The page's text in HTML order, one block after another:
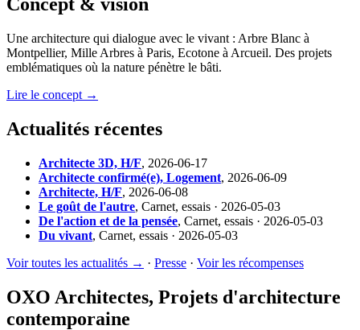
Concept & vision
Une architecture qui dialogue avec le vivant : Arbre Blanc à
Montpellier, Mille Arbres à Paris, Ecotone à Arcueil. Des projets
emblématiques où la nature pénètre le bâti.
Lire le concept →
Actualités récentes
Architecte 3D, H/F, 2026-06-17
Architecte confirmé(e), Logement, 2026-06-09
Architecte, H/F, 2026-06-08
Le goût de l'autre, Carnet, essais · 2026-05-03
De l'action et de la pensée, Carnet, essais · 2026-05-03
Du vivant, Carnet, essais · 2026-05-03
Voir toutes les actualités → · Presse · Voir les récompenses
OXO Architectes, Projets d'architecture
contemporaine